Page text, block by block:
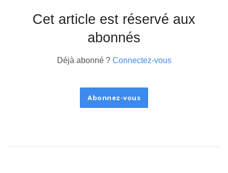
Cet article est réservé aux
abonnés
Déjà abonné ? Connectez-vous
Abonnez-vous